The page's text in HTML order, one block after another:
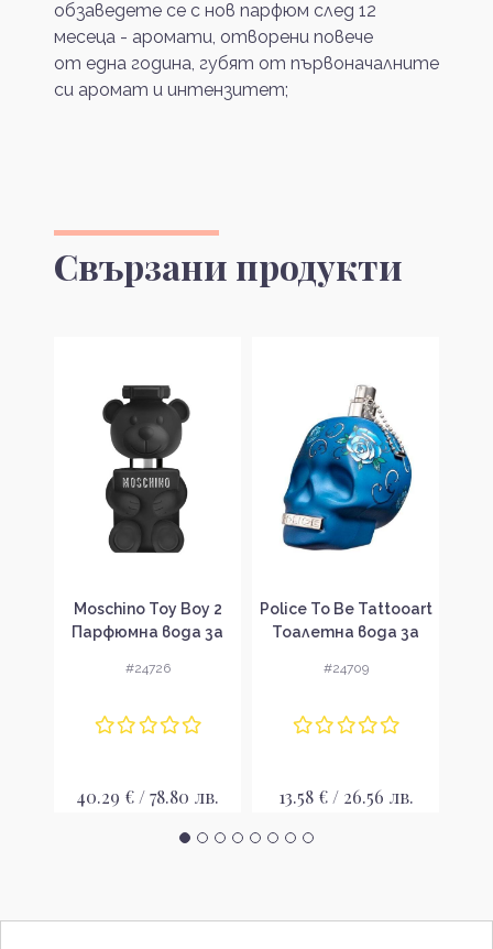
обзаведете се с нов парфюм след 12
месеца - аромати, отворени повече
от една година, губят от първоначалните
си аромат и интензитет;
Свързани продукти
Moschino Toy Boy 2
Парфюмна вода за
EDP
#24726
40.29 € / 78.80 лв.
Police To Be Tattooart
Тоалетна вода за
EDT
#24709
13.58 € / 26.56 лв.